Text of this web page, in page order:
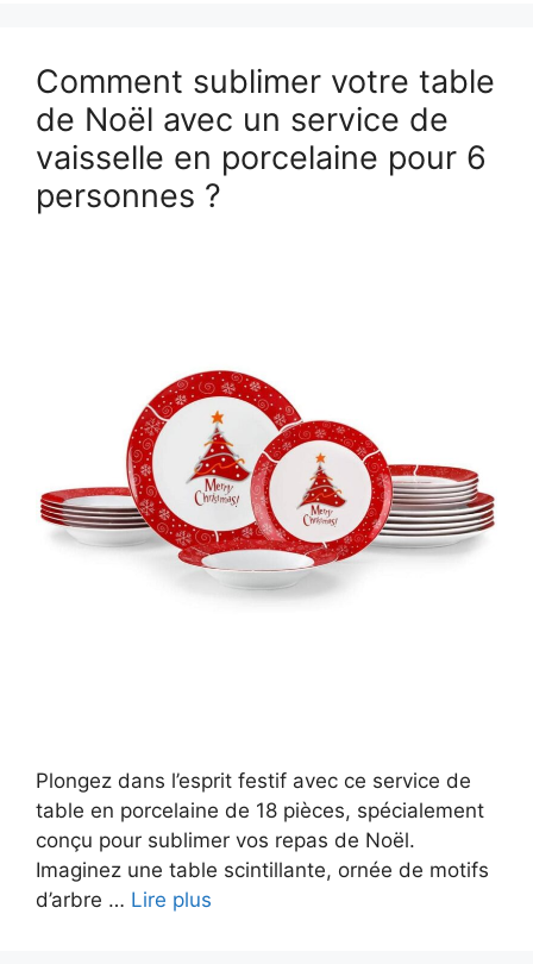
Comment sublimer votre table
de Noël avec un service de
vaisselle en porcelaine pour 6
personnes ?
Plongez dans l’esprit festif avec ce service de
table en porcelaine de 18 pièces, spécialement
conçu pour sublimer vos repas de Noël.
Imaginez une table scintillante, ornée de motifs
d’arbre … Lire plus